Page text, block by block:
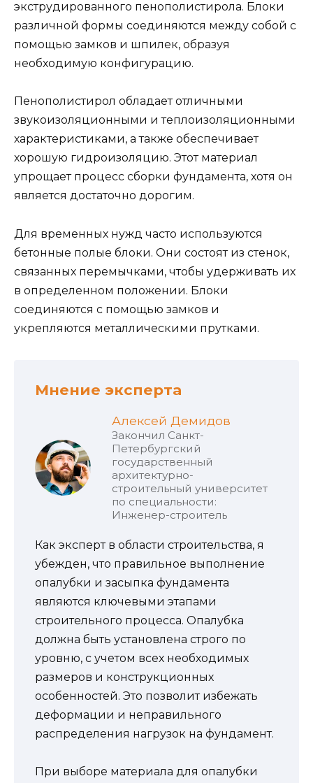
экструдированного пенополистирола. Блоки
различной формы соединяются между собой с
помощью замков и шпилек, образуя
необходимую конфигурацию.
Пенополистирол обладает отличными
звукоизоляционными и теплоизоляционными
характеристиками, а также обеспечивает
хорошую гидроизоляцию. Этот материал
упрощает процесс сборки фундамента, хотя он
является достаточно дорогим.
Для временных нужд часто используются
бетонные полые блоки. Они состоят из стенок,
связанных перемычками, чтобы удерживать их
в определенном положении. Блоки
соединяются с помощью замков и
укрепляются металлическими прутками.
Мнение эксперта
Алексей Демидов
Закончил Санкт-
Петербургский
государственный
архитектурно-
строительный университет
по специальности:
Инженер-строитель
Как эксперт в области строительства, я
убежден, что правильное выполнение
опалубки и засыпка фундамента
являются ключевыми этапами
строительного процесса. Опалубка
должна быть установлена строго по
уровню, с учетом всех необходимых
размеров и конструкционных
особенностей. Это позволит избежать
деформации и неправильного
распределения нагрузок на фундамент.
При выборе материала для опалубки